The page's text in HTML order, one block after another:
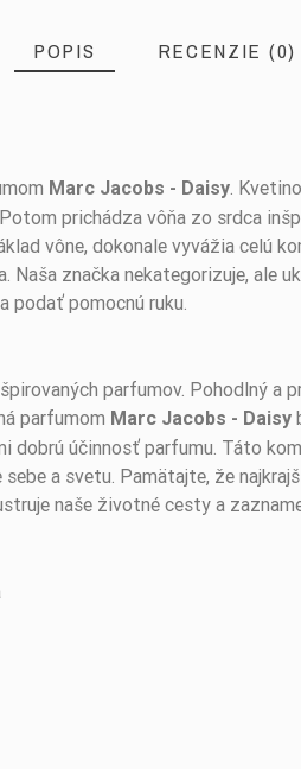
POPIS RECENZIE (0)
Marc Jacobs - Daisy.
prichádza vôňa zo srdca
vône, dokonale vyvážia celú
Naša značka nekategorizuje, ale
podať pomocnú ruku.
parfumov. Pohodlný a
parfumom Marc Jacobs - Daisy
účinnosť parfumu. Táto
a svetu. Pamätajte, že
naše životné cesty a